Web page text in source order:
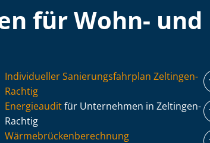
für Wohn-
Individueller Sa­nie­rungs­fahr­plan Zeltingen-
Rachtig
Energieauditfür Unternehmen in Zeltingen-
Rachtig
Wär­me­brü­cken­be­rech­nung